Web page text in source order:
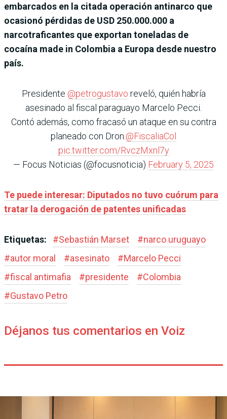
embarcados en la citada operación antinarco que
ocasionó pérdidas de USD 250.000.000 a
narcotraficantes que exportan toneladas de
cocaína made in Colombia a Europa desde nuestro
país.
Presidente @petrogustavo reveló, quién habría
asesinado al fiscal paraguayo Marcelo Pecci.
Contó además, como fracasó un ataque en su contra
planeado con Dron. @FiscaliaCol
pic.twitter.com/RvczMxnl7y
— Focus Noticias (@focusnoticia) February 5, 2025
Te puede interesar: Diputados no tuvo cuórum para
tratar la derogación de patentes unificadas
Etiquetas: #Sebastián Marset #narco uruguayo
#autor moral #asesinato #Marcelo Pecci
#fiscal antimafia #presidente #Colombia
#Gustavo Petro
Déjanos tus comentarios en Voiz